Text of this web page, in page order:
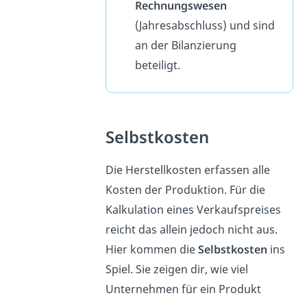
Rechnungswesen
(Jahresabschluss) und sind
an der Bilanzierung
beteiligt.
Selbstkosten
Die Herstellkosten erfassen alle
Kosten der Produktion. Für die
Kalkulation eines Verkaufspreises
reicht das allein jedoch nicht aus.
Hier kommen dieSelbstkosten ins
Spiel. Sie zeigen dir, wie viel
Unternehmen für ein Produkt